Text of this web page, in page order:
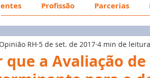
Profissão Parcerias
Mercado de Trabalho
que a Avaliação
Opinião RH 5 de set. de 2017 4 min de leitura